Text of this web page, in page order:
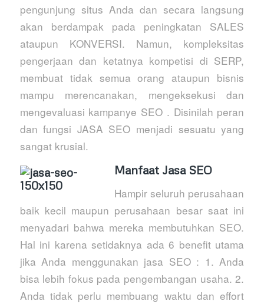
pengunjung situs Anda dan secara langsung
akan berdampak pada peningkatan SALES
ataupun KONVERSI. Namun, kompleksitas
pengerjaan dan ketatnya kompetisi di SERP,
membuat tidak semua orang ataupun bisnis
mampu merencanakan, mengeksekusi dan
mengevaluasi kampanye SEO . Disinilah peran
dan fungsi JASA SEO menjadi sesuatu yang
sangat krusial.
Manfaat Jasa SEO
Hampir seluruh perusahaan
baik kecil maupun perusahaan besar saat ini
menyadari bahwa mereka membutuhkan SEO.
Hal ini karena setidaknya ada 6 benefit utama
jika Anda menggunakan jasa SEO : 1. Anda
bisa lebih fokus pada pengembangan usaha. 2.
Anda tidak perlu membuang waktu dan effort